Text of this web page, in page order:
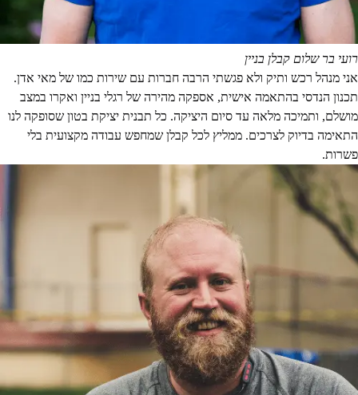
רועי בר שלום קבלן בניין
אני מנהל רכש ותיק ולא פגשתי הרבה חברות עם שירות כמו של מאי אדן.
תכנון הנדסי בהתאמה אישית, אספקה מהירה של רגלי בניין ואקרו במצב
מושלם, ותמיכה מלאה עד סיום היציקה. כל תבנית יציקת בטון שסופקה לנו
התאימה בדיוק לצרכים. ממליץ לכל קבלן שמחפש עבודה מקצועית בלי
פשרות.